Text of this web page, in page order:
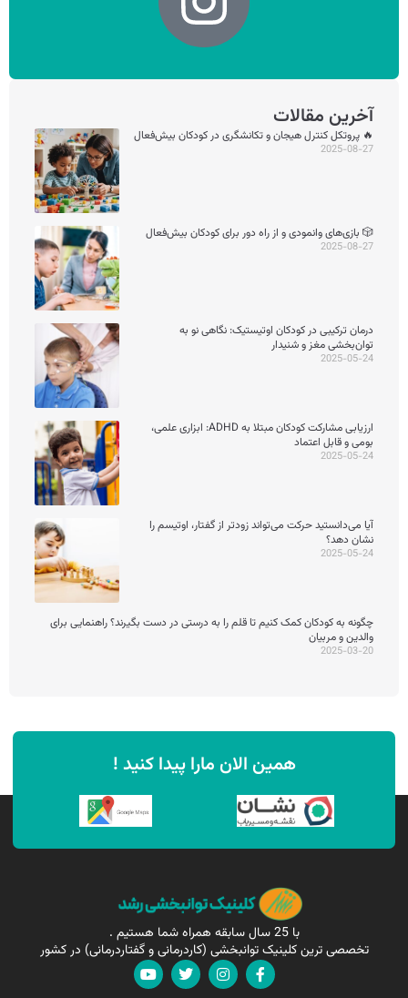
آخرین مقالات
🔥 پروتکل کنترل هیجان و تکانشگری در کودکان بیش‌فعال
2025-08-27
🎲 بازی‌های وانمودی و از راه دور برای کودکان بیش‌فعال
2025-08-27
درمان ترکیبی در کودکان اوتیستیک: نگاهی نو به
توان‌بخشی مغز و شنیدار
2025-05-24
ارزیابی مشارکت کودکان مبتلا به ADHD: ابزاری علمی،
بومی و قابل اعتماد
2025-05-24
آیا می‌دانستید حرکت می‌تواند زودتر از گفتار، اوتیسم را
نشان دهد؟
2025-05-24
چگونه به کودکان کمک کنیم تا قلم را به درستی در دست بگیرند؟ راهنمایی برای
والدین و مربیان
2025-03-20
همین الان مارا پیدا کنید !
با 25 سال سابقه همراه شما هستیم .
تخصصی ترین کلینیک توانبخشی (کاردرمانی و گفتاردرمانی) در کشور